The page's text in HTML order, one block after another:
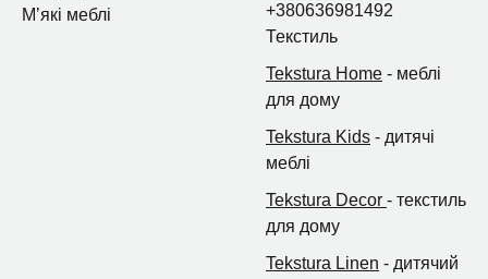
Мʼякі меблі
+380636981492
Текстиль
Tekstura Home - меблі
для дому
Tekstura Kids - дитячі
меблі
Tekstura Decor - текстиль
для дому
Tekstura Linen - дитячий